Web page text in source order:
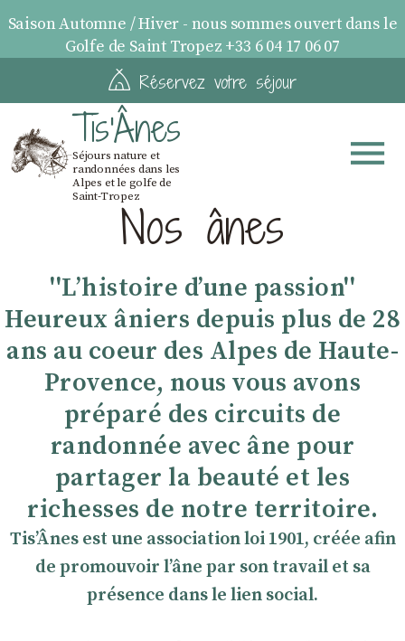
Saison Automne / Hiver - nous sommes ouvert dans le
Golfe de Saint Tropez +33 6 04 17 06 07
Réservez votre séjour
Tis'Ânes
Séjours nature et
randonnées dans les
Alpes et le golfe de
Saint-TropezNos ânes
''Lʼhistoire dʼune passion''
Heureux âniers depuis plus de 28
ans au coeur des Alpes de Haute-
Provence, nous vous avons
préparé des circuits de
randonnée avec âne pour
partager la beauté et les
richesses de notre territoire.
TisʼÂnes est une association loi 1901, créée afin
de promouvoir lʼâne par son travail et sa
présence dans le lien social.